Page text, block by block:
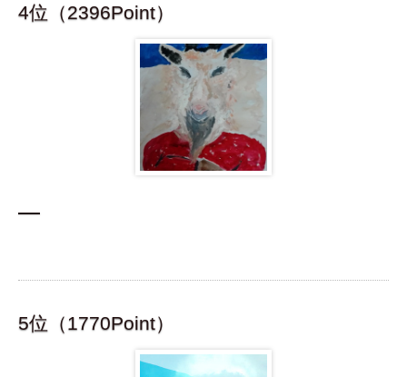
4位（2396Point）
5位（1770Point）